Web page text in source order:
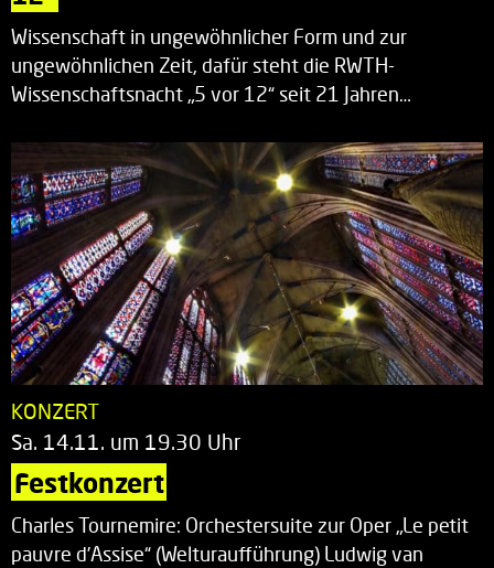
Wissenschaft in ungewöhnlicher Form und zur
ungewöhnlichen Zeit, dafür steht die RWTH-
Wissenschaftsnacht „5 vor 12“ seit 21 Jahren…
KONZERT
Sa. 14.11. um 19.30 Uhr
Festkonzert
Charles Tournemire: Orchestersuite zur Oper „Le petit
pauvre d’Assise“ (Welturaufführung) Ludwig van